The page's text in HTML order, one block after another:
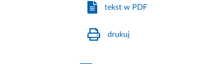
tekst w PDF
drukuj